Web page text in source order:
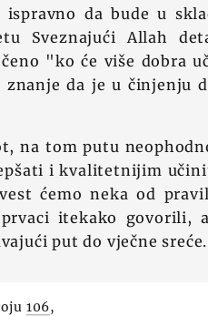
da bude u
Sveznajući Allah
"ko će više dobra
da je u činjenju
na tom putu
i kvalitetnijim
ćemo neka od
itekako govorili,
put do vječne sreće.
106,